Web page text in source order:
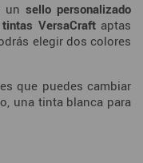
un sello personalizado
VersaCraftaptas
elegir dos colores
que puedes cambiar
una tinta blanca para